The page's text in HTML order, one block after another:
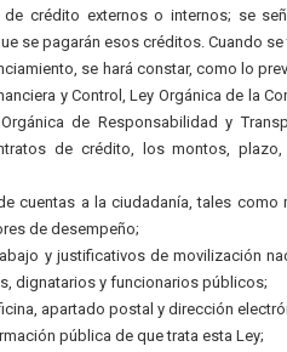
crédito externos o internos; se
se pagarán esos créditos. Cuando se
se hará constar, como lo
y Control, Ley Orgánica de la
de Responsabilidad y
de crédito, los montos,
cuentas a la ciudadanía, tales como
de desempeño;
y justificativos de movilización
dignatarios y funcionarios públicos;
apartado postal y dirección
pública de que trata esta Ley;